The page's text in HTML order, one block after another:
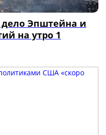
Эпштейна и
на утро 1